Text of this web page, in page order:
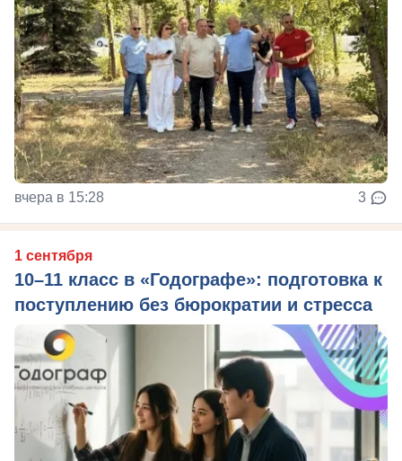
вчера в 15:28 3
1 сентября
10–11 класс в «Годографе»: подготовка к
поступлению без бюрократии и стресса